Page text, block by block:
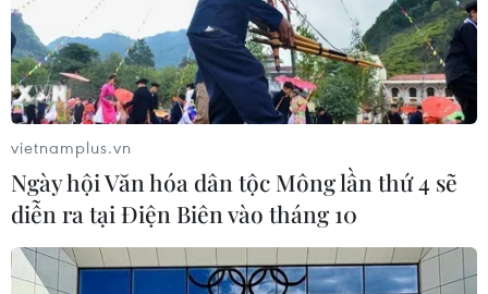
vietnamplus.vn
Ngày hội Văn hóa dân tộc Mông lần thứ 4 sẽ
diễn ra tại Điện Biên vào tháng 10